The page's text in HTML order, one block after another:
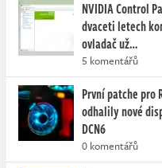
NVIDIA Control
dvaceti letech
ovladač už…
5 komentářů
První patche pro
odhalily nové
DCN6
0 komentářů